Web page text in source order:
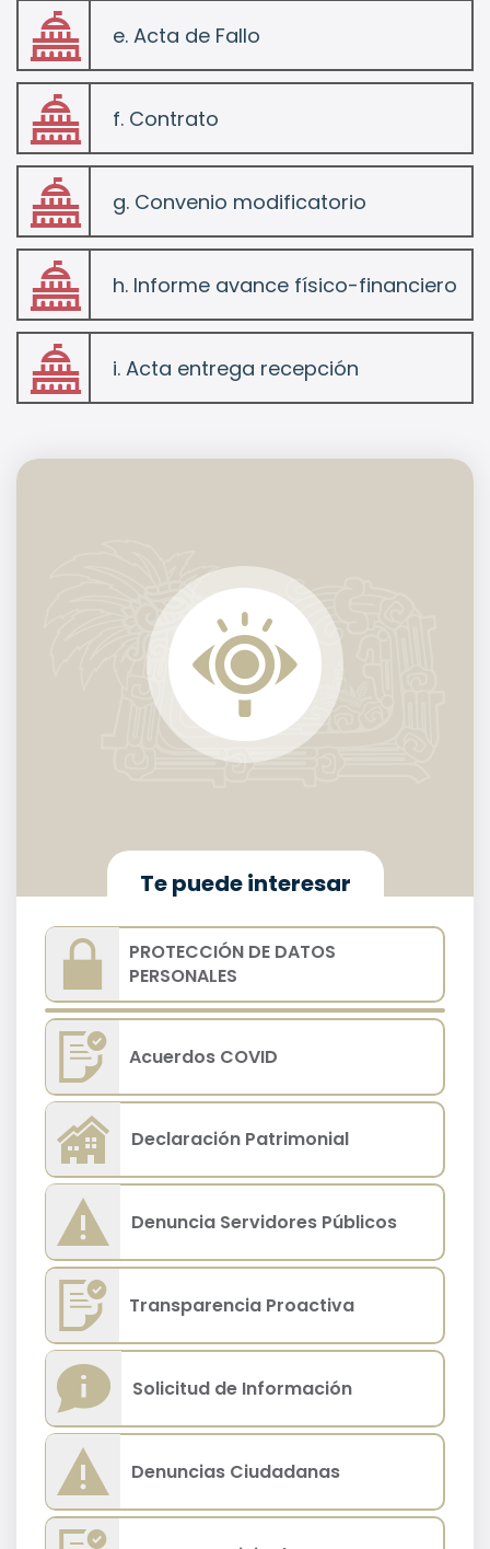
folder
e. Acta de Fallo
folder
f. Contrato
folder
g. Convenio modificatorio
folder
h. Informe avance físico-financiero
folder
i. Acta entrega recepción
Te puede interesar
PROTECCIÓN DE DATOS
PERSONALES
Acuerdos COVID
Declaración Patrimonial
Denuncia Servidores Públicos
Transparencia Proactiva
Solicitud de Información
Denuncias Ciudadanas